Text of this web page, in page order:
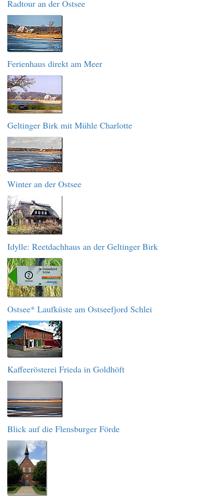
Radtour an der Ostsee
Ferienhaus direkt am Meer
Geltinger Birk mit Mühle Charlotte
Winter an der Ostsee
Idylle: Reetdachhaus an der Geltinger Birk
Ostsee* Laufküste am Ostseefjord Schlei
Kaffeerösterei Frieda in Goldhöft
Blick auf die Flensburger Förde